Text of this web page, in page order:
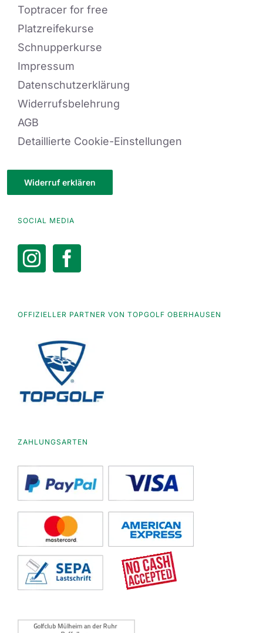
Toptracer for free
Platzreifekurse
Schnupperkurse
Impressum
Datenschutzerklärung
Widerrufsbelehrung
AGB
Detaillierte Cookie-Einstellungen
Widerruf erklären
SOCIAL MEDIA
OFFIZIELLER PARTNER VON TOPGOLF OBERHAUSEN
ZAHLUNGSARTEN